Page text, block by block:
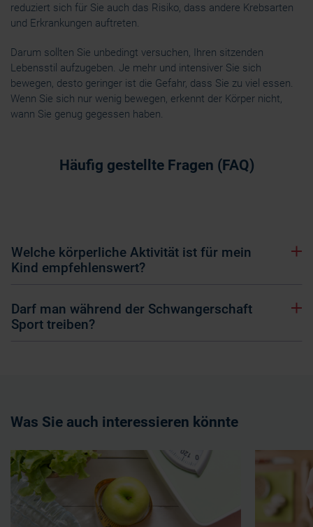
reduziert sich für Sie auch das Risiko, dass andere Krebsarten
und Erkrankungen auftreten.
Darum sollten Sie unbedingt versuchen, Ihren sitzenden
Lebensstil aufzugeben. Je mehr und intensiver Sie sich
bewegen, desto geringer ist die Gefahr, dass Sie zu viel essen.
Wenn Sie sich nur wenig bewegen, erkennt der Körper nicht,
wann Sie genug gegessen haben.
Häufig gestellte Fragen (FAQ)
Welche körperliche Aktivität ist für mein
Kind empfehlenswert?
Darf man während der Schwangerschaft
Sport treiben?
Was Sie auch interessieren könnte